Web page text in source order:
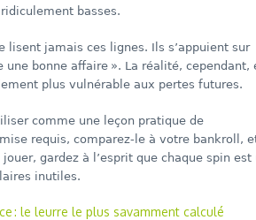
basses.
lisent jamais ces lignes. Ils s’appuient sur
bonne affaire ». La réalité, cependant,
plus vulnérable aux pertes futures.
comme une leçon pratique de
requis, comparez-le à votre bankroll,
gardez à l’esprit que chaque spin est
inutiles.
: le leurre le plus savamment calculé